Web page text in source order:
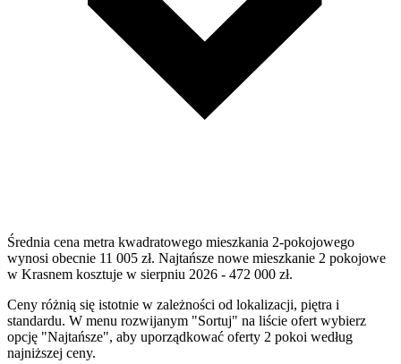
Średnia cena metra kwadratowego mieszkania 2-pokojowego
wynosi obecnie 11 005 zł. Najtańsze nowe mieszkanie 2 pokojowe
w Krasnem kosztuje w sierpniu 2026 - 472 000 zł.
Ceny różnią się istotnie w zależności od lokalizacji, piętra i
standardu. W menu rozwijanym "Sortuj" na liście ofert wybierz
opcję "Najtańsze", aby uporządkować oferty 2 pokoi według
najniższej ceny.